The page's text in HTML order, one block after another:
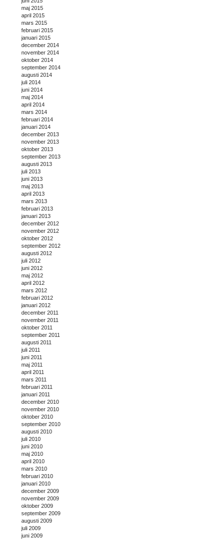
maj 2015
april 2015
mars 2015
februari 2015
januari 2015
december 2014
november 2014
oktober 2014
september 2014
augusti 2014
juli 2014
juni 2014
maj 2014
april 2014
mars 2014
februari 2014
januari 2014
december 2013
november 2013
oktober 2013
september 2013
augusti 2013
juli 2013
juni 2013
maj 2013
april 2013
mars 2013
februari 2013
januari 2013
december 2012
november 2012
oktober 2012
september 2012
augusti 2012
juli 2012
juni 2012
maj 2012
april 2012
mars 2012
februari 2012
januari 2012
december 2011
november 2011
oktober 2011
september 2011
augusti 2011
juli 2011
juni 2011
maj 2011
april 2011
mars 2011
februari 2011
januari 2011
december 2010
november 2010
oktober 2010
september 2010
augusti 2010
juli 2010
juni 2010
maj 2010
april 2010
mars 2010
februari 2010
januari 2010
december 2009
november 2009
oktober 2009
september 2009
augusti 2009
juli 2009
juni 2009